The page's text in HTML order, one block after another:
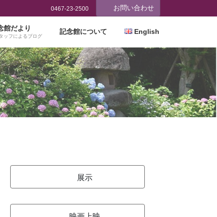
0467-23-2500 お問い合わせ
館だより
ッフによるブログ
記念館について English
展示